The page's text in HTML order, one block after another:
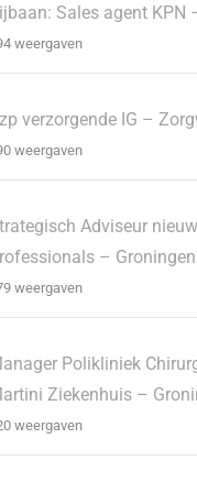
Sales agent KPN
weergaven
verzorgende IG –
weergaven
Adviseur
– Groningen
weergaven
Polikliniek
Ziekenhuis –
weergaven